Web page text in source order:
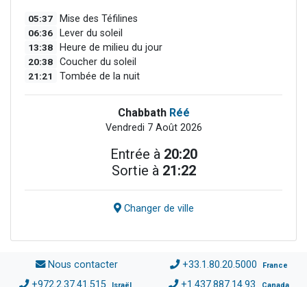
05:37 Mise des Téfilines
06:36 Lever du soleil
13:38 Heure de milieu du jour
20:38 Coucher du soleil
21:21 Tombée de la nuit
Chabbath Réé
Vendredi 7 Août 2026
Entrée à 20:20
Sortie à 21:22
Changer de ville
Nous contacter +33.1.80.20.5000 France
+972.2.37.41.515 Israël +1.437.887.14.93 Canada